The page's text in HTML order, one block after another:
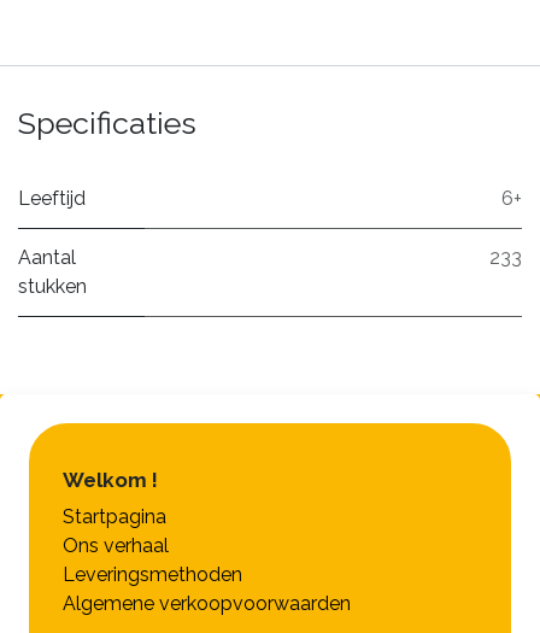
Specificaties
Leeftijd 6+
Aantal
stukken
233
Welkom !
Startpagina
Ons verhaal
Leveringsmethoden
Algemene verkoopvoorwaarden